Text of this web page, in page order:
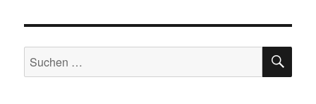
Suche
nach: